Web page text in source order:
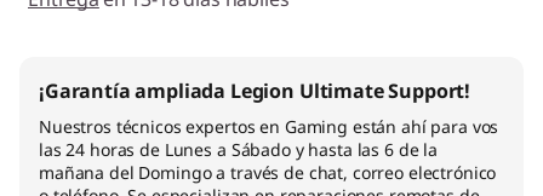
¡Garantía ampliada Legion Ultimate Support!
Nuestros técnicos expertos en Gaming están ahí para vos
las 24 horas de Lunes a Sábado y hasta las 6 de la
mañana del Domingo a través de chat, correo electrónico